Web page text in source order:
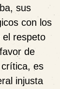
sus
con los
respeto
de
es
injusta